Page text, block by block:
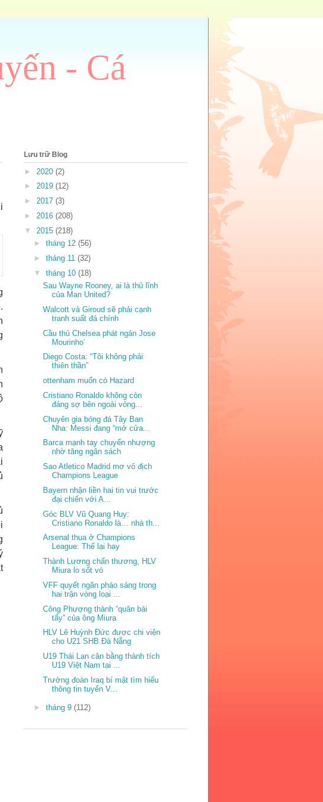
- Cá
Lưu trữ Blog
► 2020 (2)
► 2019 (12)
► 2017 (3)
► 2016 (208)
▼ 2015 (218)
► tháng 12 (56)
► tháng 11 (32)
▼ tháng 10 (18)
Sau Wayne Rooney, ai là thủ lĩnh
của Man United?
Walcott và Giroud sẽ phải cạnh
tranh suất đá chính
Cầu thủ Chelsea phát ngán Jose
Mourinho’
Diego Costa: “Tôi không phải
thiên thần”
ottenham muốn có Hazard
Cristiano Ronaldo không còn
đáng sợ bên ngoài vòng...
Chuyên gia bóng đá Tây Ban
Nha: Messi đang “mở cửa...
Barca mạnh tay chuyển nhượng
nhờ tăng ngân sách
Sao Atletico Madrid mơ vô địch
Champions League
Bayern nhận liền hai tin vui trước
đại chiến với A...
Góc BLV Vũ Quang Huy:
Cristiano Ronaldo là… nhà th...
Arsenal thua ở Champions
League: Thế lại hay
Thành Lương chấn thương, HLV
Miura lo sốt vó
VFF quyết ngăn pháo sáng trong
hai trận vòng loại ...
Công Phượng thành “quân bài
tẩy” của ông Miura
HLV Lê Huỳnh Đức được chi viện
cho U21 SHB.Đà Nẵng
U19 Thái Lan cân bằng thành tích
U19 Việt Nam tại ...
Trưởng đoàn Iraq bí mật tìm hiểu
thông tin tuyển V...
► tháng 9 (112)